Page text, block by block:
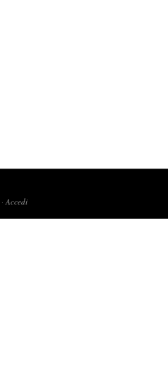
·Accedi